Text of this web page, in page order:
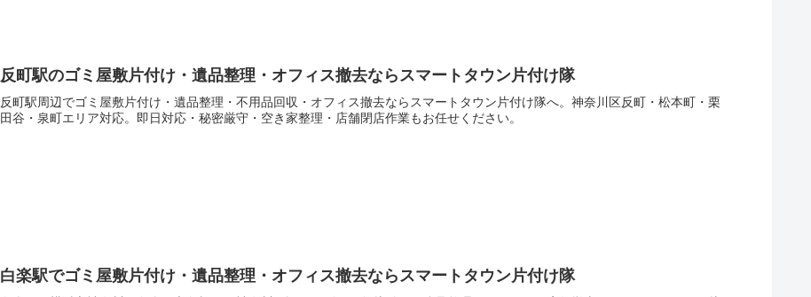
反町駅のゴミ屋敷片付け・遺品整理・オフィス撤去ならスマートタウン片付け隊
反町駅周辺でゴミ屋敷片付け・遺品整理・不用品回収・オフィス撤去ならスマートタウン片付け隊へ。神奈川区反町・松本町・栗
田谷・泉町エリア対応。即日対応・秘密厳守・空き家整理・店舗閉店作業もお任せください。
白楽駅でゴミ屋敷片付け・遺品整理・オフィス撤去ならスマートタウン片付け隊